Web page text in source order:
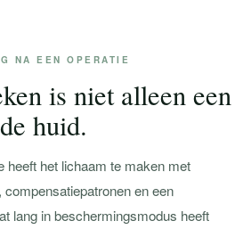
NA EEN OPERATIE
is niet alleen een
huid.
heeft het lichaam te maken met
compensatiepatronen en een
lang in beschermingsmodus heeft